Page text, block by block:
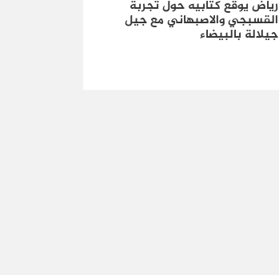
رياض يوقع كتابيه حول تجربة
القسبجي والاصبهاني مع جيل
جيلالة بالبيضاء